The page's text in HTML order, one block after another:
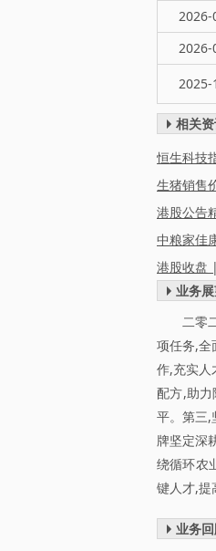
2026-
2026-
2025-
相关
恒生科技
港股收盘
业务
二零
项任务,全
作,充实人
配方,助
平。第三,
牌坚定深
绕循环农
键人才,提
业务